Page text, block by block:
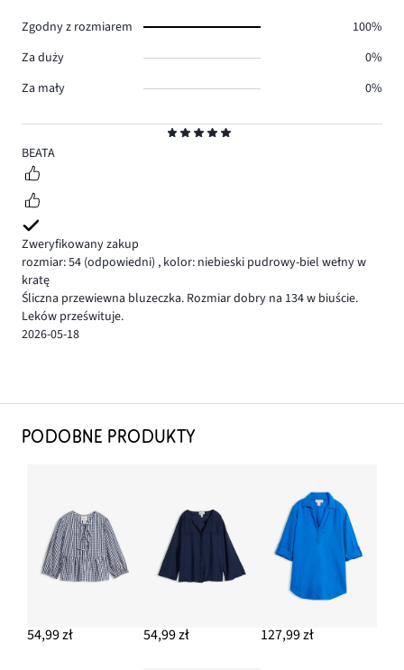
5
BEATA
Zweryfikowany zakup
rozmiar: 54 (odpowiedni) , kolor: niebieski pudrowy-biel wełny w
kratę
Śliczna przewiewna bluzeczka. Rozmiar dobry na 134 w biuście.
Leków prześwituje.
2026-05-18
Zgodny z rozmiarem
100%
Za duży
0%
Za mały
0%
PODOBNE PRODUKTY
54,99 zł 54,99 zł 127,99 zł